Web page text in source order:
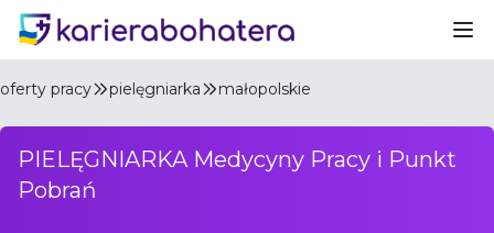
oferty pracy pielęgniarka małopolskie
PIELĘGNIARKA Medycyny Pracy i Punkt
Pobrań